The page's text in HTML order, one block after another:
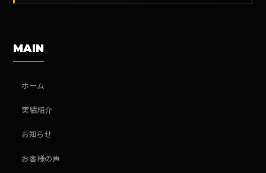
MAIN
ホーム
実績紹介
お知らせ
お客様の声